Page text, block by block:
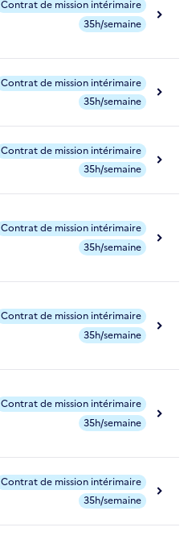
Contrat de mission intérimaire
35h/semaine
Contrat de mission intérimaire
35h/semaine
Contrat de mission intérimaire
35h/semaine
Contrat de mission intérimaire
35h/semaine
Contrat de mission intérimaire
35h/semaine
Contrat de mission intérimaire
35h/semaine
Contrat de mission intérimaire
35h/semaine